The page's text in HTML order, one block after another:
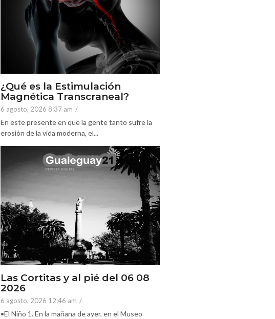
¿Qué es la Estimulación
Magnética Transcraneal?
6 agosto, 2026 8:37 am /
En este presente en que la gente tanto sufre la
erosión de la vida moderna, el...
Las Cortitas y al pié del 06 08
2026
6 agosto, 2026 12:46 am /
•El Niño 1. En la mañana de ayer, en el Museo